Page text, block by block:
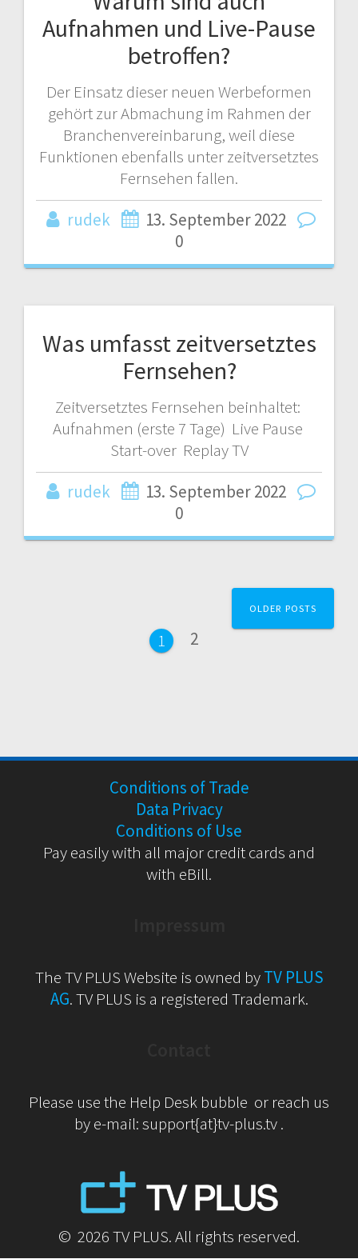
Aufnahmen und Live-Pause
betroffen?
Der Einsatz dieser neuen Werbeformen
gehört zur Abmachung im Rahmen der
Branchenvereinbarung, weil diese
Funktionen ebenfalls unter zeitversetztes
Fernsehen fallen.
rudek
13. September 2022
0
Was umfasst zeitversetztes
Fernsehen?
Zeitversetztes Fernsehen beinhaltet:
Aufnahmen (erste 7 Tage) Live Pause
Start-over Replay TV
rudek
13. September 2022
0
navigation
Page
1 Page
2
OLDER POSTS
Conditions of Trade
Data Privacy
Conditions of Use
Pay easily with all major credit cards and
with eBill.
The TV PLUS Website is owned byTV PLUS
AG. TV PLUS is a registered Trademark.
Please use the Help Desk bubble or reach us
by e-mail: support{at}tv-plus.tv .
© 2026 TV PLUS. All rights reserved.